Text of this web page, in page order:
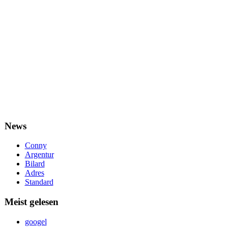
News
Conny
Argentur
Bilard
Adres
Standard
Meist gelesen
googel